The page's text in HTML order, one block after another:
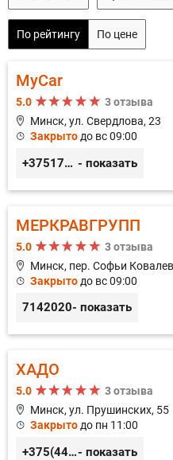
По рейтингу По цене
MyCar
5.0
3 отзыва
Минск, ул. Свердлова, 23
Закрыто до вс 09:00
+375173212443 - показать
МЕРКРАВГРУПП
5.0
3 отзыва
Минск, пер. Софьи
Закрыто до вс 09:00
7142020- показать
ХАДО
5.0
3 отзыва
Минск, ул. Прушинских, 55
Закрыто до пн 11:00
+375(44) 559-27-77- показать